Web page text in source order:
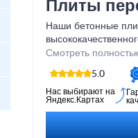
Плиты
Наши бетонные
стабильность. Мы
конфигураций,
Если вы ищете
прочных
идеальный выбор.
Смотреть
5.0
Нас выбирают на
Яндекс.Картах